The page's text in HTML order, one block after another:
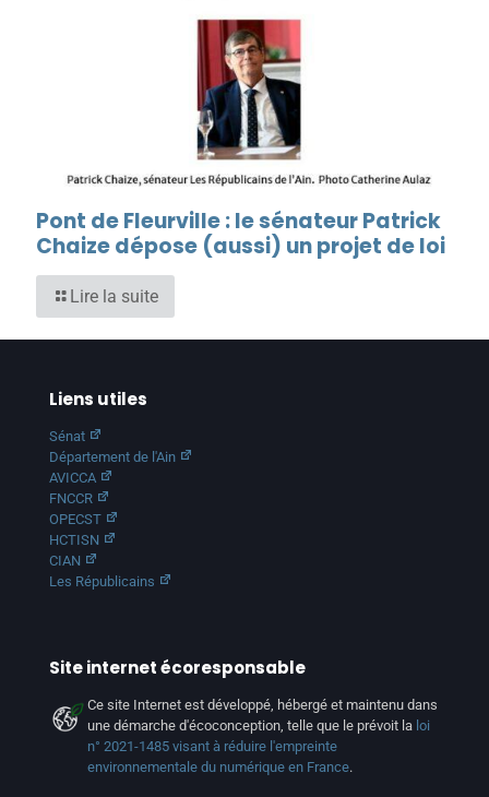
Pont de Fleurville : le sénateur Patrick
Chaize dépose (aussi) un projet de loi
Lire la suite
Liens utiles
Sénat
Département de l'Ain
AVICCA
FNCCR
OPECST
HCTISN
CIAN
Les Républicains
Site internet écoresponsable
Ce site Internet est développé, hébergé et maintenu dans
une démarche d'écoconception, telle que le prévoit la loi
n° 2021-1485 visant à réduire l'empreinte
environnementale du numérique en France.